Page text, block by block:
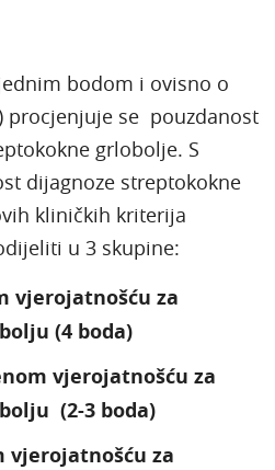
bodom i ovisno o
procjenjuje se pouzdanost
grlobolje. S
dijagnoze streptokokne
kliničkih kriterija
u 3 skupine:
vjerojatnošću za
(4 boda)
vjerojatnošću za
(2-3 boda)
vjerojatnošću za